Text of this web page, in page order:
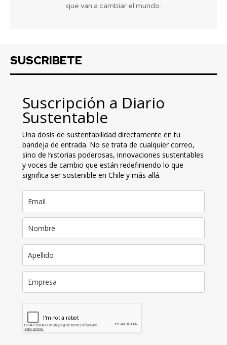
que van a cambiar el mundo.
SUSCRIBETE
Suscripción a Diario
Sustentable
Una dosis de sustentabilidad directamente en tu
bandeja de entrada. No se trata de cualquier correo,
sino de historias poderosas, innovaciones sustentables
y voces de cambio que están redefiniendo lo que
significa ser sostenible en Chile y más allá.